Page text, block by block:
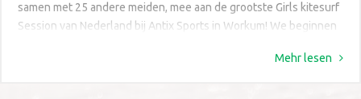
samen met 25 andere meiden, mee aan de grootste Girls kitesurf
Session van Nederland bij Antix Sports in Workum! We beginnen
Mehr lesen